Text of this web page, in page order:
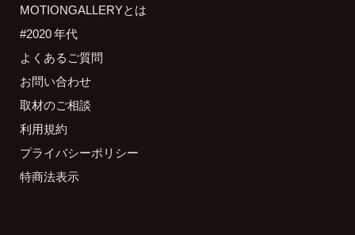
MOTIONGALLERYとは
#2020 年代
よくあるご質問
お問い合わせ
取材のご相談
利用規約
プライバシーポリシー
特商法表示